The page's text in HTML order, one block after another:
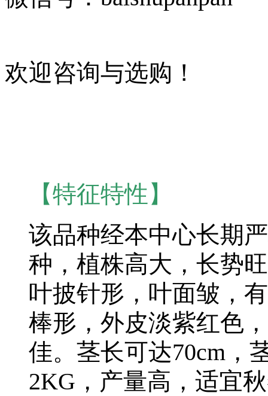
欢迎咨询与选购！
【特征特性】
该品种经本中心长期
种，植株高大，长势
叶披针形，叶面皱，
棒形，外皮淡紫红色
佳。茎长可达70cm，
2KG，产量高，适宜